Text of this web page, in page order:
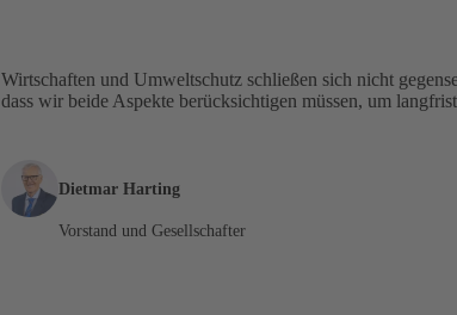
Wirtschaften und Umweltschutz schließen sich nicht
dass wir beide Aspekte berücksichtigen müssen, um
Dietmar Harting
Vorstand und Gesellschafter